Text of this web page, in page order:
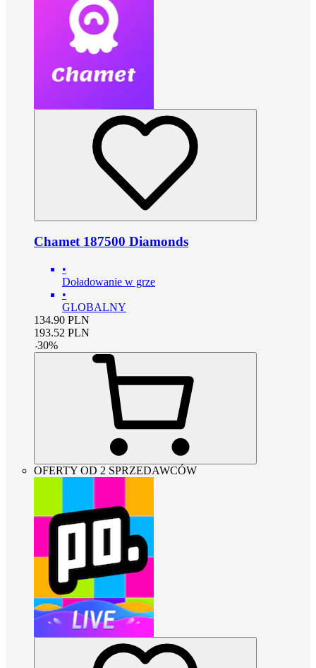
Chamet 187500 Diamonds
•
Doładowanie w grze
•
GLOBALNY
134.90 PLN
193.52 PLN
-30%
OFERTY OD 2 SPRZEDAWCÓW